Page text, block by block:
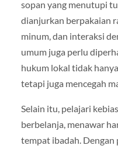
sopan yang menutupi
dianjurkan berpakaian
minum, dan interaksi
umum juga perlu
hukum lokal tidak
tetapi juga mencegah
Selain itu, pelajari
berbelanja, menawar
tempat ibadah. Dengan